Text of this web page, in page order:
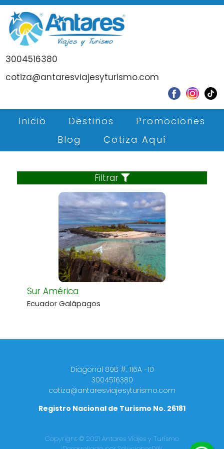
3004516380
cotiza@antaresviajesyturismo.com
Inicio Destinos
Promociones
Blog
Cotiza Aquí
Filtrar
Sur América
Ecuador Galápagos
Diagonal 89B #. 116A -10
3004516380
cotiza@antaresviajesyturismo.com
Registro Nacional de Turismo No. 26181
Copyright © 2021 Antares Viajes y Turismo